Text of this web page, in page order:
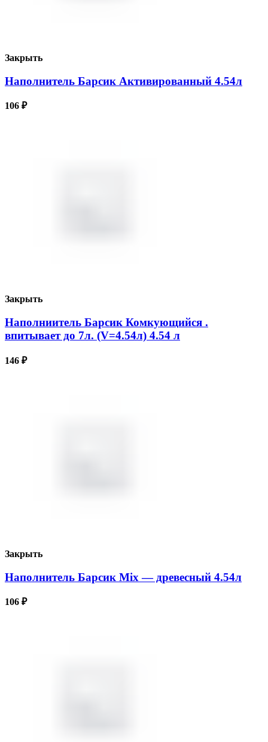
Закрыть
Наполнитель Барсик Активированный 4.54л
106 ₽
Закрыть
Наполниитель Барсик Комкующийся .
впитывает до 7л. (V=4.54л) 4.54 л
146 ₽
Закрыть
Наполнитель Барсик Mix — древесный 4.54л
106 ₽